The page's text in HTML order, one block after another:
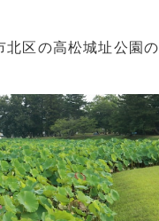
北区の高松城址公園